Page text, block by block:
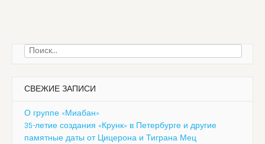
Найти:
СВЕЖИЕ ЗАПИСИ
О группе «Миабан»
35-летие создания «Крунк» в Петербурге и другие
памятные даты от Цицерона и Тиграна Мец